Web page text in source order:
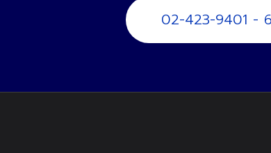
02-423-9401 -